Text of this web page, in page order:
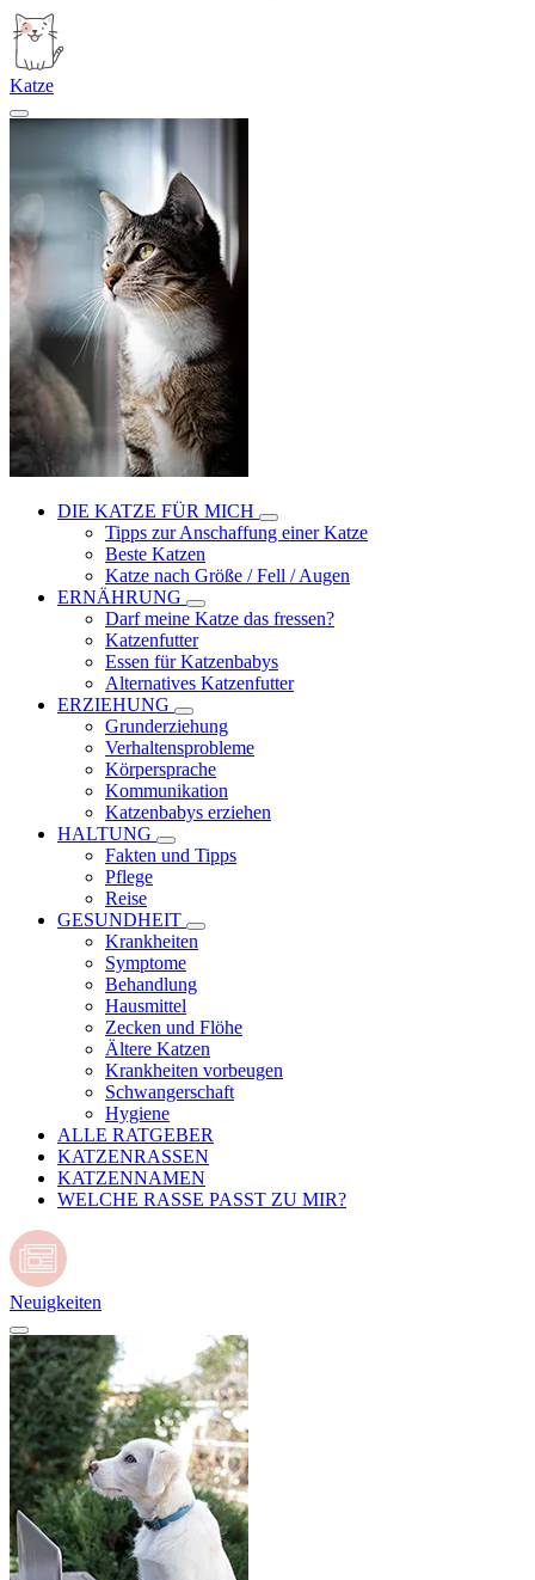
Katze
DIE KATZE FÜR MICH
Tipps zur Anschaffung einer Katze
Beste Katzen
Katze nach Größe / Fell / Augen
ERNÄHRUNG
Darf meine Katze das fressen?
Katzenfutter
Essen für Katzenbabys
Alternatives Katzenfutter
ERZIEHUNG
Grunderziehung
Verhaltensprobleme
Körpersprache
Kommunikation
Katzenbabys erziehen
HALTUNG
Fakten und Tipps
Pflege
Reise
GESUNDHEIT
Krankheiten
Symptome
Behandlung
Hausmittel
Zecken und Flöhe
Ältere Katzen
Krankheiten vorbeugen
Schwangerschaft
Hygiene
ALLE RATGEBER
KATZENRASSEN
KATZENNAMEN
WELCHE RASSE PASST ZU MIR?
Neuigkeiten